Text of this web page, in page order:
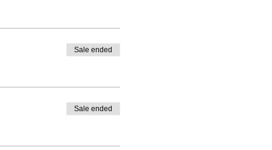
ຊື່ອມຕໍ່ແລະເຂົ້າສູ່ລະບົບໂດຍ
າທ່ານໄດ້ລົງທະບຽນຕົວຈິງສໍາ
ຂອງ Haiku: ຄວາມງາມ
ວຽກງານຂອງນາງໄດ້
ແລະຫຼາຍຄໍານິຍາມ
ເອີ້ນວ່າພາສາຂອງຫົວໃຈທີ່
Sale ended
Sale ended